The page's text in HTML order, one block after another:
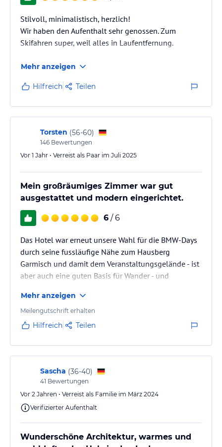
Stilvoll, minimalistisch, herzlich!
Wir haben den Aufenthalt sehr genossen. Zum
Skifahren super, weil alles in Laufentfernung.
Mehr anzeigen
Hilfreich Teilen
Torsten (56-60)
146 Bewertungen
Vor 1 Jahr • Verreist als Paar im Juli 2025
Mein großräumiges Zimmer war gut
ausgestattet und modern eingerichtet.
6 / 6
Das Hotel war erneut unsere Wahl für die BMW-Days
durch seine fussläufige Nähe zum Hausberg
Garmisch und damit dem Veranstaltungsgelände - ist
aber auch eine guten Basis für Wander - und
Mehr anzeigen
Meilengutschrift erhalten
Hilfreich Teilen
Sascha (36-40)
41 Bewertungen
Vor 2 Jahren • Verreist als Familie im März 2024
Verifizierter Aufenthalt
Wunderschöne Architektur, warmes und